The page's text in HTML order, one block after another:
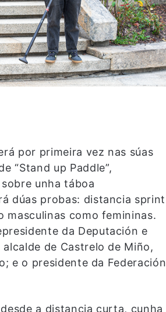
por primeira vez nas súas
“Stand up Paddle”,
unha táboa
dúas probas: distancia sprint
masculinas como femininas.
da Deputación e
de Castrelo de Miño,
e o presidente da Federación
a distancia curta, cunha